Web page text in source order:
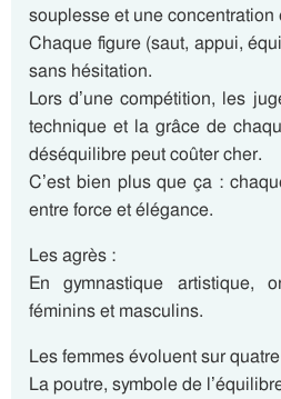
souplesse et une concentration
Chaque figure (saut, appui,
sans hésitation.
Lors d’une compétition, les
technique et la grâce de
déséquilibre peut coûter cher.
C’est bien plus que ça :
entre force et élégance.
Les agrès :
En gymnastique artistique,
féminins et masculins.
Les femmes évoluent sur
La poutre, symbole de